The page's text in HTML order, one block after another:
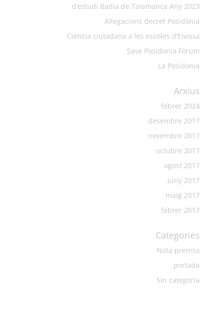
d’estudi Badia de Talamanca Any 2023
Al·legacions decret Posidònia
Ciència ciutadana a les escoles d’Eivissa
Save Posidonia Fòrum
La Posidonia
Arxius
febrer 2024
desembre 2017
novembre 2017
octubre 2017
agost 2017
juny 2017
maig 2017
febrer 2017
Categories
Nota premsa
portada
Sin categoría